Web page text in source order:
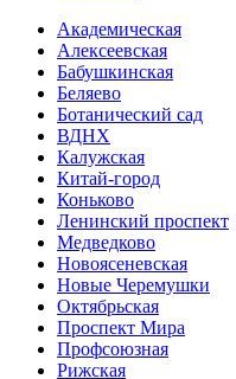
Академическая
Алексеевская
Бабушкинская
Беляево
Ботанический сад
ВДНХ
Калужская
Китай-город
Коньково
Ленинский проспект
Медведково
Новоясе­невская
Новые Черемушки
Октябрьская
Проспект Мира
Профсоюзная
Рижская